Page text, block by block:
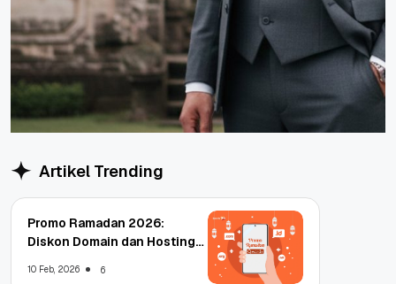
Artikel Trending
Promo Ramadan 2026:
Diskon Domain dan Hosting
10 Feb, 2026 6